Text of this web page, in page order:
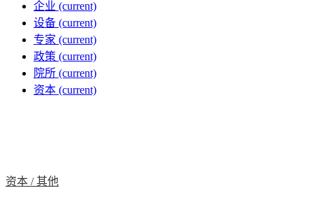
企业 (current)
设备 (current)
专家 (current)
政策 (current)
院所 (current)
资本 (current)
资本 /其他